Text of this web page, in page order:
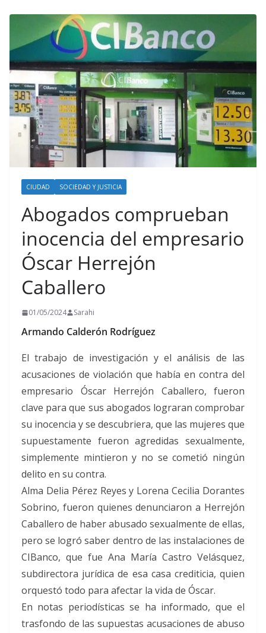
CIUDAD SOCIEDAD Y JUSTICIA
Abogados comprueban
inocencia del empresario
Óscar Herrejón
Caballero
01/05/2024 Sarahi
Armando Calderón Rodríguez
El trabajo de investigación y el análisis de las
acusaciones de violación que había en contra del
empresario Óscar Herrejón Caballero, fueron
clave para que sus abogados lograran comprobar
su inocencia y se descubriera, que las mujeres que
supuestamente fueron agredidas sexualmente,
simplemente mintieron y no se cometió ningún
delito en su contra.
Alma Delia Pérez Reyes y Lorena Cecilia Dorantes
Sobrino, fueron quienes denunciaron a Herrejón
Caballero de haber abusado sexualmente de ellas,
pero se logró saber dentro de las instalaciones de
CIBanco, que fue Ana María Castro Velásquez,
subdirectora jurídica de esa casa crediticia, quien
orquestó todo para afectar la vida de Óscar.
En notas periodísticas se ha informado, que el
trasfondo de las supuestas acusaciones de abuso